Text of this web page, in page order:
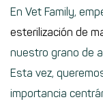
En Vet Family,
esterilización de
nuestro grano de
Esta vez,
importancia